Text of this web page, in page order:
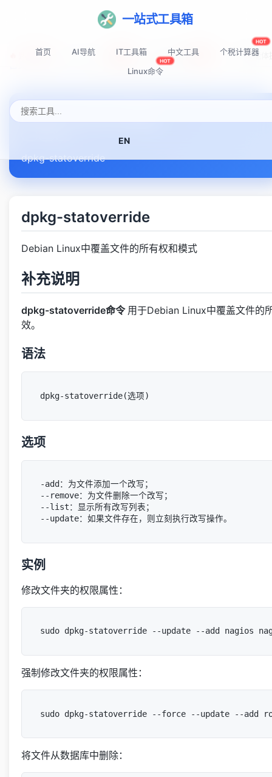
一站式工具箱
首页 AI导航 IT工具箱 中文工具 个税计算器
HOT
Linux命令
HOT
EN
🔥 热门推荐: Top-AI-Tools NEW AI提示词秘籍 NEW AI IDE智能体
dpkg-statoverride
dpkg-statoverride
dpkg-statoverride
dpkg-statoverride
Debian Linux中覆盖文件的所有权和模式
补充说明
dpkg-statoverride命令 用于Debian Linux中覆盖文件的
效。
语法
选项
-add：为文件添加一个改写；
--remove：为文件删除一个改写；
--list：显示所有改写列表；
实例
修改文件夹的权限属性：
强制修改文件夹的权限属性：
将文件从数据库中删除：